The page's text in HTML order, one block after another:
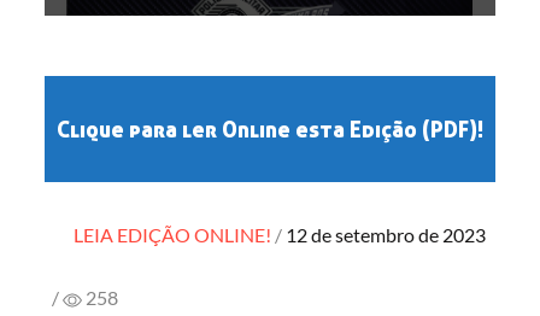
Clique para ler Online esta Edição (PDF)!
LEIA EDIÇÃO ONLINE! Posted
12 de setembro de 2023
/ 258